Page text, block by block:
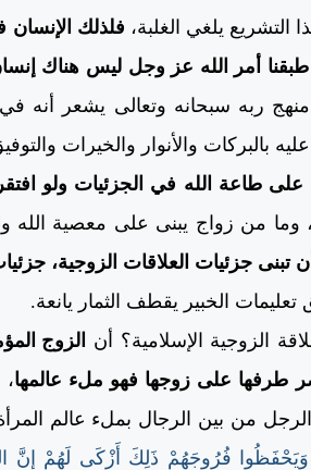
التشريع يلغي الغلبة، فلذلك الإنسان
طبقنا أمر الله عز وجل ليس هناك
ربه سبحانه وتعالى يشعر أنه
بالبركات والأنوار والخيرات
طاعة الله في الجزئيات ولو افتقر
، وما من زواج يبنى على معصية الله
تبنى جزئيات العلاقات الزوجية،
الخبير يقطف الثمار يانعة.
الزوجية الإسلامية؟ أن
الزوج
طرفها على زوجها فهو ملء عالمها،
الرجل من بين الرجال بملء عالم
فُرُوجَهُمْ ذَلِكَ أَزْكَى لَهُمْ إِنَّ